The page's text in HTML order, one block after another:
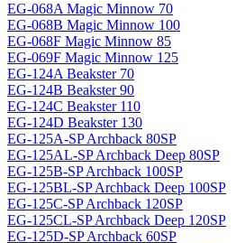
EG-068A Magic Minnow 70
EG-068B Magic Minnow 100
EG-068F Magic Minnow 85
EG-069F Magiс Minnow 125
EG-124A Beakster 70
EG-124B Beakster 90
EG-124C Beakster 110
EG-124D Beakster 130
EG-125A-SP Archback 80SP
EG-125AL-SP Archback Deep 80SP
EG-125B-SP Archback 100SP
EG-125BL-SP Archback Deep 100SP
EG-125C-SP Archback 120SP
EG-125CL-SP Archback Deep 120SP
EG-125D-SP Archback 60SP